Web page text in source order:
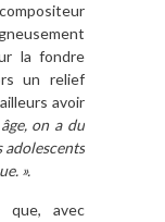
la fondre
un relief
avoir
on a du
adolescents
».
que, avec